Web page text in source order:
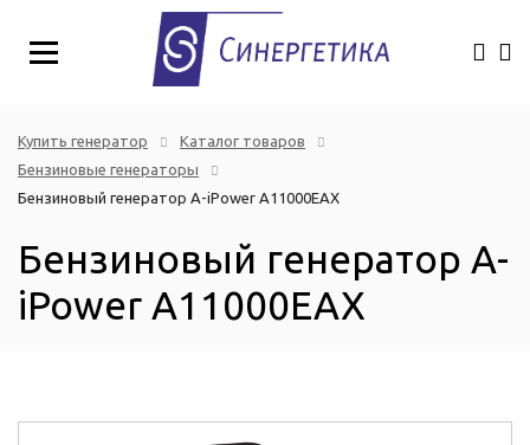
Купить генератор
Каталог товаров
Бензиновые генераторы
Бензиновый генератор A-iPower A11000EAX
Бензиновый генератор A-
iPower A11000EAX